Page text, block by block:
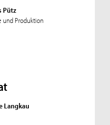
Pütz
und Produktion
Langkau